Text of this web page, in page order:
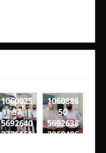
1060025
87
5692640
2736161
1060886
50
5692638
2069496